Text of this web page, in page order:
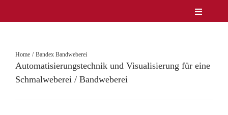
Inhalt
Toggle
Service
Lösungen & Märkte
Home Bandex Bandweberei
Automatisierungstechnik und Visualisierung für eine
Schmalweberei / Bandweberei